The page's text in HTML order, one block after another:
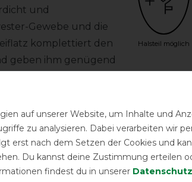
und
Gewebe und die
komplettiert den
geben ihm genügend
verschlossen. Die
verfügt die Decke
mit Ösen
enthalten) befestigt
Halsteil möglich
auf unserer Website, um Inhalte und
zu analysieren. Dabei verarbeiten wir
erst nach dem Setzen der Cookies und
Du kannst deine Zustimmung erteilen
findest du in unserer